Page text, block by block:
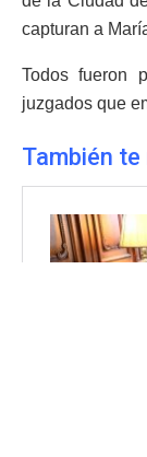
capturan a
Todos fueron
juzgados que
También